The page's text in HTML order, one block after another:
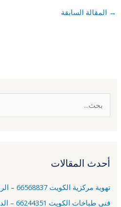
→ المقالة السابقة
ل
ث
ن
:
أحدث المقالات
تهوية مركزية الكويت 66568837 – الري – شركة تهوية مركزية
فني طباخات الكويت 66244351 – الدوحة – فني تصليح طباخات